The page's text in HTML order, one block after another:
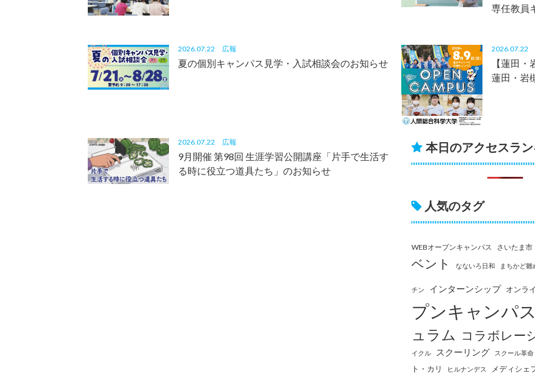
専任教員
2026.07.22 広報
夏の個別キャンパス見学・入試相談会のお知らせ
2026.07.22
【蓮田
蓮田・岩
2026.07.22 広報
9月開催 第98回 生涯学習公開講座「片手で生活す
る時に役立つ道具たち」のお知らせ
本日のアクセスラ
人気のタグ
WEBオープンキャンパス さいたま市
ベント
なないろ日和 まちかど雛
チン インターンシップ オンラ
プンキャンパス
ュラム コラボレー
イクル
スクーリング スクール革命
ト・カリ
ヒルナンデス メディシェ